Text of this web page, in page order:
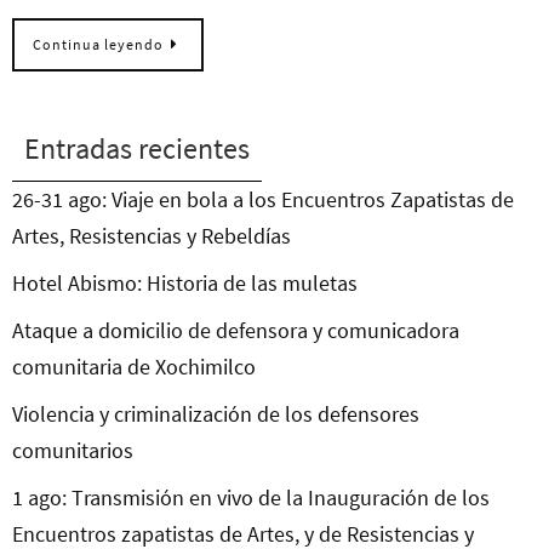
Continua leyendo
Entradas recientes
26-31 ago: Viaje en bola a los Encuentros Zapatistas de
Artes, Resistencias y Rebeldías
Hotel Abismo: Historia de las muletas
Ataque a domicilio de defensora y comunicadora
comunitaria de Xochimilco
Violencia y criminalización de los defensores
comunitarios
1 ago: Transmisión en vivo de la Inauguración de los
Encuentros zapatistas de Artes, y de Resistencias y